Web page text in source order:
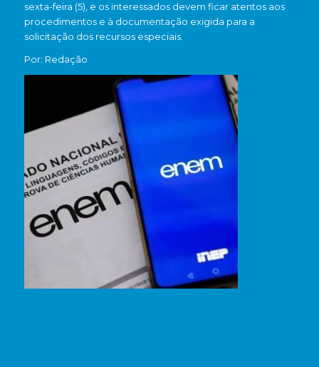
sexta-feira (5), e os interessados devem ficar atentos aos
procedimentos e à documentação exigida para a
solicitação dos recursos especiais.
Por: Redação